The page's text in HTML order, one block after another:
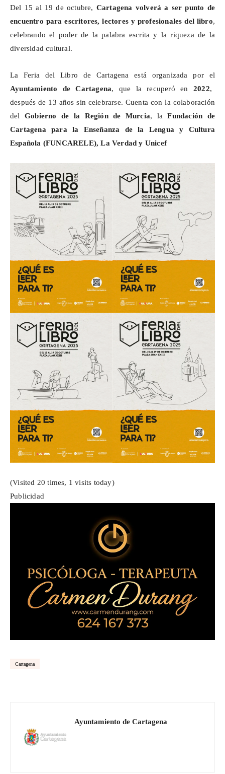
Del 15 al 19 de octubre, Cartagena volverá a ser punto de
encuentro para escritores, lectores y profesionales del libro,
celebrando el poder de la palabra escrita y la riqueza de la
diversidad cultural.
La Feria del Libro de Cartagena está organizada por el
Ayuntamiento de Cartagena, que la recuperó en 2022,
después de 13 años sin celebrarse. Cuenta con la colaboración
del Gobierno de la Región de Murcia, laFundación de
Cartagena para la Enseñanza de la Lengua y Cultura
Española (FUNCARELE), La Verdad y Unicef
(Visited 20 times, 1 visits today)
Publicidad
Cartagena
Ayuntamiento de Cartagena